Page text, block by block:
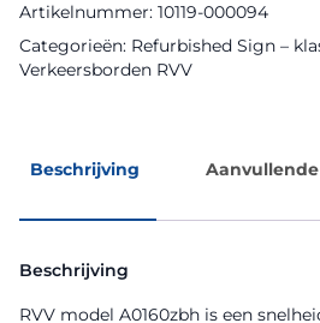
Artikelnummer: 10119-000094
Categorieën: Refurbished Sign –
Verkeersborden RVV
Beschrijving
Beschrijving
RVV model A0160zbh is een